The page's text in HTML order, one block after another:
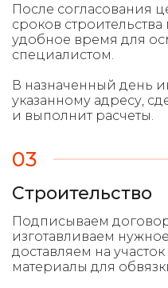
После согласования
сроков
удобное время для
специалистом.
В назначенный день
указанному адресу,
и выполнит расчеты.
03
Строительство
Подписываем договор
изготавливаем
доставляем на
материалы для